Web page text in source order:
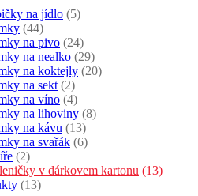
na jídlo (5)
(44)
na pivo (24)
na nealko (29)
na koktejly (20)
na sekt (2)
na víno (4)
na lihoviny (8)
na kávu (13)
na svařák (6)
(2)
v dárkovem kartonu (13)
(13)